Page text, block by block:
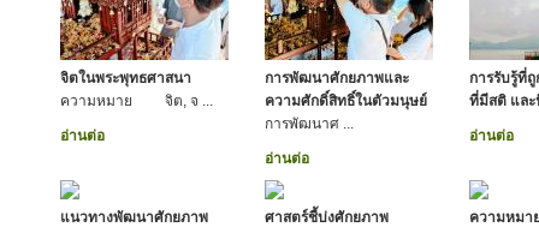
จิตในพระพุทธศาสนา
ความหมาย จิต, จ ...
อ่านต่อ
การพัฒนาศักยภาพและ
ความศักดิ์สิทธิ์ในตัวมนุษย์
การพัฒนาศ ...
อ่านต่อ
การรับรู้ที่
ที่มีสติ แล
อ่านต่อ
แนวทางพัฒนาศักยภาพ ศาสตร์ชี้บ่งศักยภาพ ความหมา